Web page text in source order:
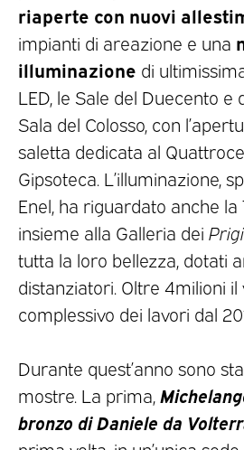
riaperte con nuovi
impianti di areazione e una
illuminazione di
LED, le Sale del Duecento e
Sala del Colosso, con
saletta dedicata al
Gipsoteca. L’illuminazione,
Enel, ha riguardato anche la
insieme alla Galleria dei
tutta la loro bellezza, dotati
distanziatori. Oltre 4milioni il
complessivo dei lavori dal
Durante quest’anno sono
mostre. La prima,
bronzo di Daniele da